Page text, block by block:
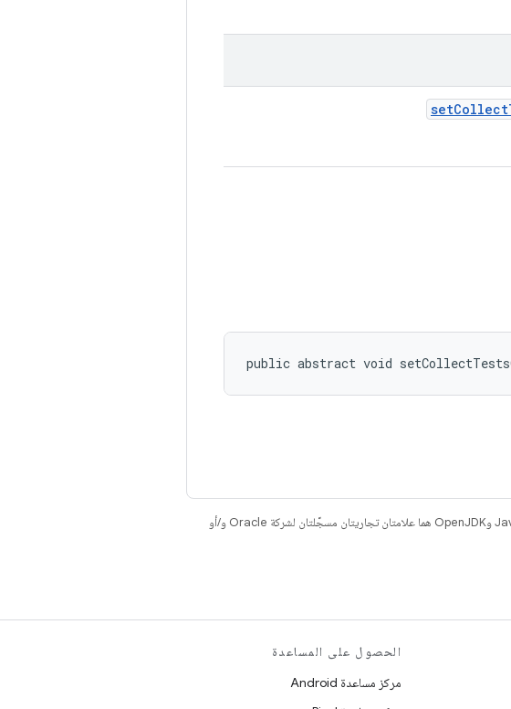
setCollect
public abstract void
. إنّ Java وOpenJDK هما علامتان تجاريتان مسجَّلتان لشركة Oracle و/أو
الحصول على المساعدة
مركز مساعدة Android